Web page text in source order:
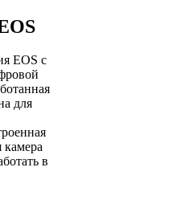
EOS с
для
камера
в